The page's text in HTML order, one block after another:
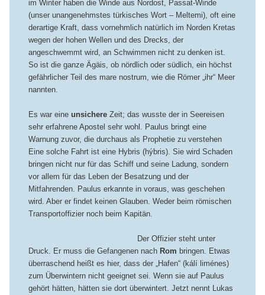
im Winter haben die Winde aus Nordost, Passat-Winde
(unser unangenehmstes türkisches Wort – Meltemi), oft eine
derartige Kraft, dass vornehmlich natürlich im Norden Kretas
wegen der hohen Wellen und des Drecks, der
angeschwemmt wird, an Schwimmen nicht zu denken ist.
So ist die ganze Ägäis, ob nördlich oder südlich, ein höchst
gefährlicher Teil des mare nostrum, wie die Römer „ihr“ Meer
nannten.
Es war eine unsichereZeit; das wusste der in Seereisen
sehr erfahrene Apostel sehr wohl. Paulus bringt eine
Warnung zuvor, die durchaus als Prophetie zu verstehen
Eine solche Fahrt ist eine Hybris (hýbris). Sie wird Schaden
bringen nicht nur für das Schiff und seine Ladung, sondern
vor allem für das Leben der Besatzung und der
Mitfahrenden. Paulus erkannte in voraus, was geschehen
wird. Aber er findet keinen Glauben. Weder beim römischen
Transportoffizier noch beim Kapitän.
Der Offizier steht unter
Druck. Er muss die Gefangenen nachRom bringen. Etwas
überraschend heißt es hier, dass der „Hafen“ (kálí liménes)
zum Überwintern nicht geeignet sei. Wenn sie auf Paulus
gehört hätten, hätten sie dort überwintert. Jetzt nennt Lukas